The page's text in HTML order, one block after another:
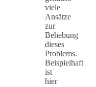
viele
Ansätze
zur
Behebung
dieses
Problems.
Beispielhaft
ist
hier